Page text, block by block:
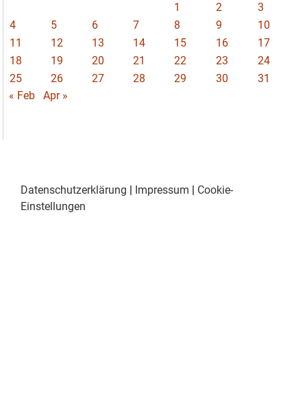
1 2
3
4
5 6 7 8 9
10
11
12 13 14 15 16
17
18
19 20 21 22 23
24
25
26 27 28 29 30
31
« Feb
Apr »
Datenschutzerklärung Impressum
Cookie-
Einstellungen